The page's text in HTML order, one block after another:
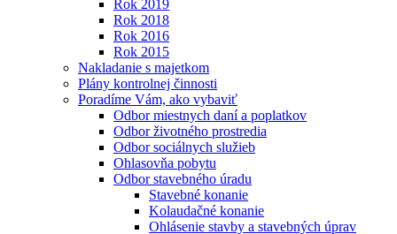
Rok 2019
Rok 2018
Rok 2016
Rok 2015
Nakladanie s majetkom
Plány kontrolnej činnosti
Poradíme Vám, ako vybaviť
Odbor miestnych daní a poplatkov
Odbor životného prostredia
Odbor sociálnych služieb
Ohlasovňa pobytu
Odbor stavebného úradu
Stavebné konanie
Kolaudačné konanie
Ohlásenie stavby a stavebných úprav